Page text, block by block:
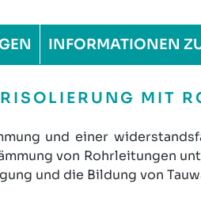
INFORMATIONEN
MIT
und einer
von Rohrleitungen
und die Bildung von